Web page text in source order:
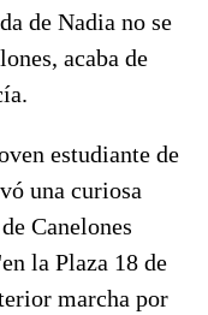
de Nadia no se
acaba de
estudiante de
una curiosa
Canelones
la Plaza 18 de
marcha por